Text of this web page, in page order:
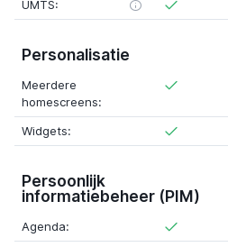
UMTS:
Personalisatie
Meerdere
homescreens:
Widgets:
Persoonlijk
informatiebeheer (PIM)
Agenda: